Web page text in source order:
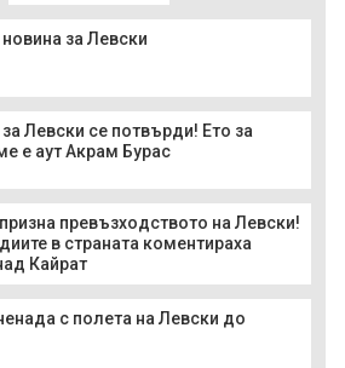
за Левски
Левски се потвърди! Ето за
е аут Акрам Бурас
превъзходството на Левски!
в страната коментираха
Кайрат
с полета на Левски до